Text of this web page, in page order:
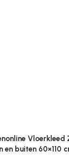
ZIZUR
cm jute